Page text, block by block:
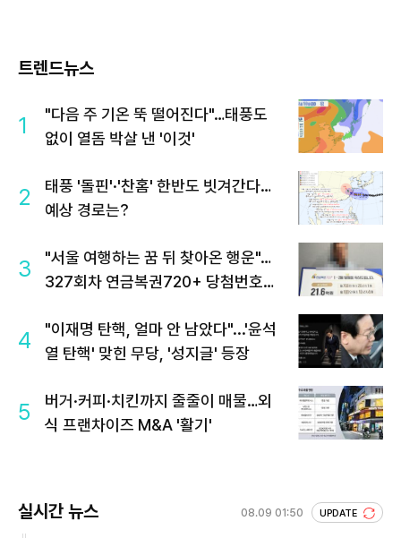
트렌드뉴스
1
"다음 주 기온 뚝 떨어진다"…태풍도
없이 열돔 박살 낸 '이것'
2
태풍 '돌핀'·'찬홈' 한반도 빗겨간다…
예상 경로는?
3
"서울 여행하는 꿈 뒤 찾아온 행운"…
327회차 연금복권720+ 당첨번호조
4
"이재명 탄핵, 얼마 안 남았다"...'윤석
열 탄핵' 맞힌 무당, '성지글' 등장
5
버거·커피·치킨까지 줄줄이 매물…외
식 프랜차이즈 M&A '활기'
실시간 뉴스 08.09 01:50 UPDATE